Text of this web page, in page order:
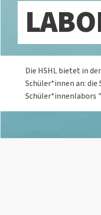
Die HSHL bietet in
Schüler*innen an:
Schüler*innenlabors